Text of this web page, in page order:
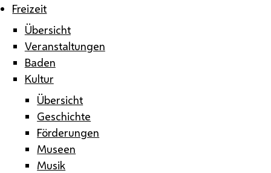
Freizeit
Übersicht
Veranstaltungen
Baden
Kultur
Übersicht
Geschichte
Förderungen
Museen
Musik